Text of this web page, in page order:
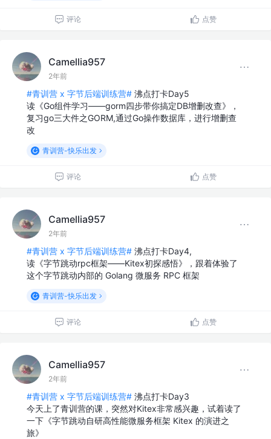
评论 点赞
Camellia957
2年前
#青训营 x 字节后端训练营# 沸点打卡Day5
读《Go组件学习——gorm四步带你搞定DB增删改查》，
复习go三大件之GORM,通过Go操作数据库，进行增删查
改
青训营-快乐出发
评论 点赞
Camellia957
2年前
#青训营 x 字节后端训练营# 沸点打卡Day4,
读《字节跳动rpc框架——Kitex初探感悟》，跟着体验了
这个字节跳动内部的 Golang 微服务 RPC 框架
青训营-快乐出发
评论 点赞
Camellia957
2年前
#青训营 x 字节后端训练营# 沸点打卡Day3
今天上了青训营的课，突然对Kitex非常感兴趣，试着读了
一下《字节跳动自研高性能微服务框架 Kitex 的演进之
旅》